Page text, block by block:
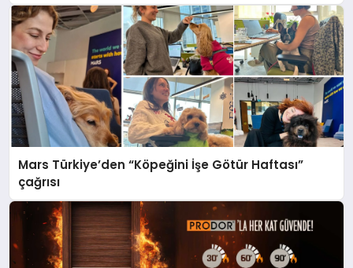
Mars Türkiye’den “Köpeğini İşe Götür Haftası”
çağrısı